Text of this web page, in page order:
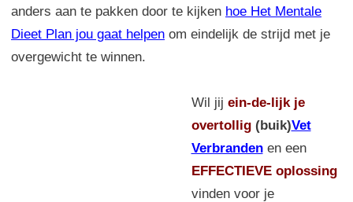
anders aan te pakken door te kijken hoe Het Mentale
Dieet Plan jou gaat helpen om eindelijk de strijd met je
overgewicht te winnen.
Wil jij ein-de-lijk je
overtollig(buik)Vet
Verbranden en een
EFFECTIEVE oplossing
vinden voor je